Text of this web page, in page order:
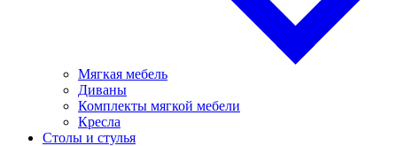
Мягкая мебель
Диваны
Комплекты мягкой мебели
Кресла
Столы и стулья